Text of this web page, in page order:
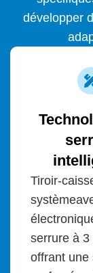
développer
Tiroir-
système
serrure à 3
offrant une